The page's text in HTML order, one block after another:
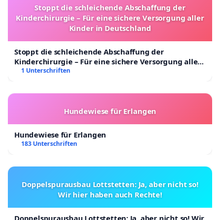
"Jede Kreatur hat ein Recht auf Gelassenheit, ohne
NIEMANDEM Freiheit, Würde oder Leben beraubt
staatlichen Gründen, noch aus anderen Gründen. Das
selbst das mächtigste und unberührbarste, besteht
Menschen. Wenn die Menschen also im Guten und
Verbesserung beginnt bei uns selbst: Eine Abbraccio
Kadmon ®, Schriftsteller)"
YOUTUBE:https://youtube.com/user/adam777mj
https://www.facebook.com/
BLOG:
https://777babylon777.blogspot.com/
m=1
Stoppt die schleichende Abschaffung der
Kinderchirurgie – Für eine sichere Versorgung aller
Kinder in Deutschland
Stoppt die schleichende Abschaffung der
Kinderchirurgie – Für eine sichere Versorgung aller
Kinder in Deutschland
1 Unterschriften
Hundewiese für Erlangen
Hundewiese für Erlangen
183 Unterschriften
Doppelspurausbau Lottstetten: Ja, aber nicht so!
Wir hier haben auch Rechte!